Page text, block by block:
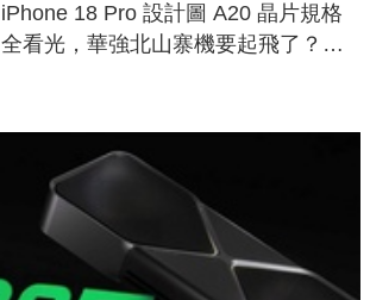
iPhone 18 Pro 設計圖 A20 晶片規格
全看光，華強北山寨機要起飛了？專